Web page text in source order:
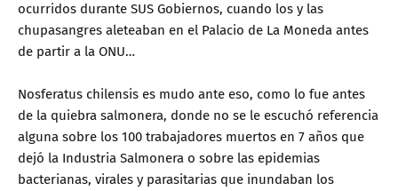
ocurridos durante SUS Gobiernos, cuando los y las
chupasangres aleteaban en el Palacio de La Moneda antes
de partir a la ONU…
Nosferatus chilensis es mudo ante eso, como lo fue antes
de la quiebra salmonera, donde no se le escuchó referencia
alguna sobre los 100 trabajadores muertos en 7 años que
dejó la Industria Salmonera o sobre las epidemias
bacterianas, virales y parasitarias que inundaban los